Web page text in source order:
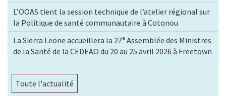
L’OOAS tient la session technique de l’atelier régional sur
la Politique de santé communautaire à Cotonou
La Sierra Leone accueillera la 27ᵉ Assemblée des Ministres
de la Santé de la CEDEAO du 20 au 25 avril 2026 à Freetown
Toute l'actualité